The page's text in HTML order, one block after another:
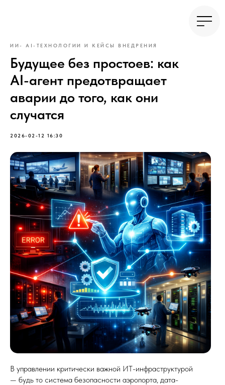
ИИ- AI-ТЕХНОЛОГИИ И КЕЙСЫ ВНЕДРЕНИЯ
Будущее без простоев: как
AI-агент предотвращает
аварии до того, как они
случатся
2026-02-12 16:30
В управлении критически важной ИТ-инфраструктурой
— будь то система безопасности аэропорта, дата-